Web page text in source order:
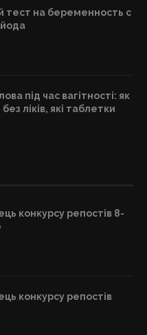
тест на беременность с
під час вагітності: як
ліків, які таблетки
конкурсу репостів 8-
конкурсу репостів